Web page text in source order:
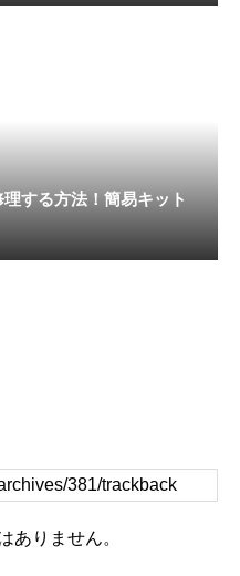
する方法！簡易キット
ありません。